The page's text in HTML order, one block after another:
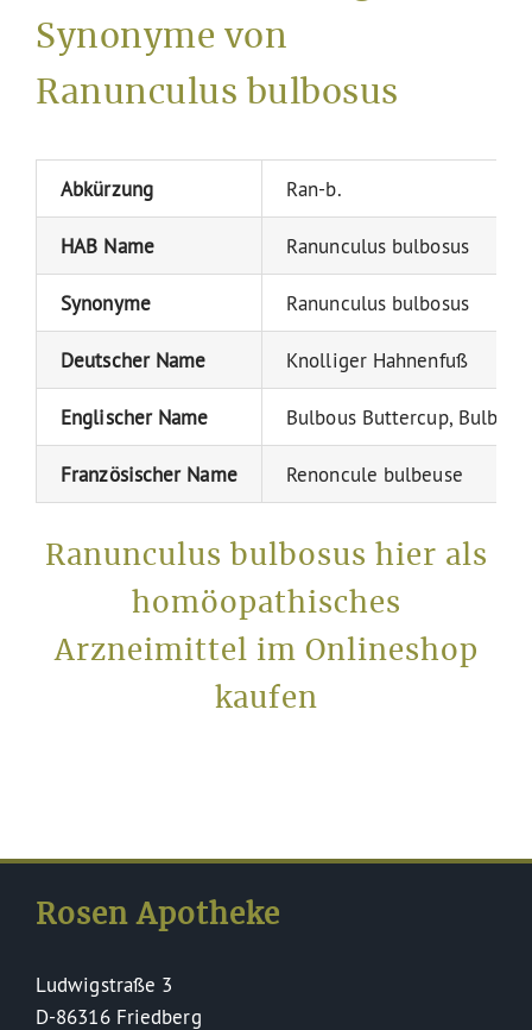
Synonyme von
Ranunculus bulbosus
Abkürzung Ran-b.
HAB Name Ranunculus bulbosus
Synonyme Ranunculus bulbosus
Deutscher Name Knolliger Hahnenfuß
Englischer Name Bulbous Buttercup,
Französischer Name Renoncule bulbeuse
Ranunculus bulbosus hier als
homöopathisches
Arzneimittel im Onlineshop
kaufen
Rosen Apotheke
Ludwigstraße 3
D-86316 Friedberg